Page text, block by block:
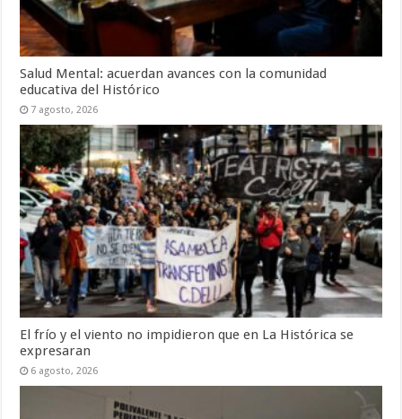
Salud Mental: acuerdan avances con la comunidad
educativa del Histórico
7 agosto, 2026
El frío y el viento no impidieron que en La Histórica se
expresaran
6 agosto, 2026